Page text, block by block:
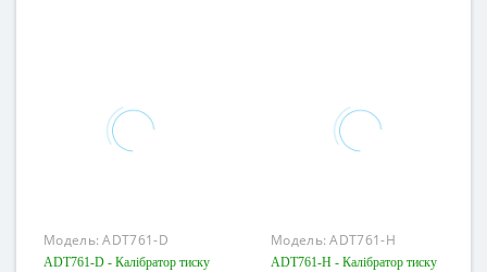
Модель:ADT761-D
ADT761-D - Калібратор тиску
Модель:ADT761-H
ADT761-H - Калібратор тиску